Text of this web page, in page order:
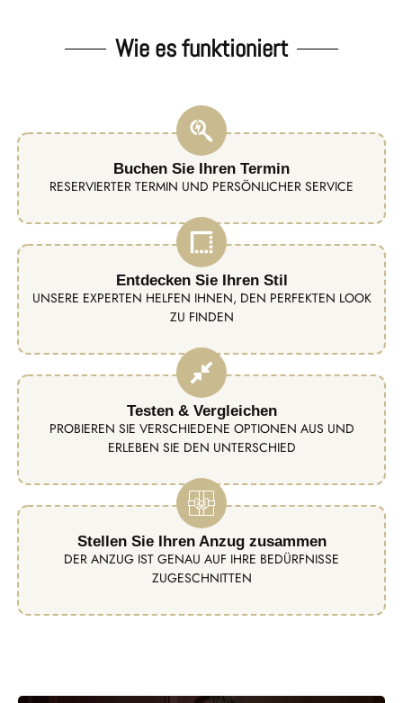
Wie es funktioniert
Buchen Sie Ihren Termin
RESERVIERTER TERMIN UND PERSÖNLICHER SERVICE
Entdecken Sie Ihren Stil
UNSERE EXPERTEN HELFEN IHNEN, DEN PERFEKTEN LOOK
ZU FINDEN
Testen & Vergleichen
PROBIEREN SIE VERSCHIEDENE OPTIONEN AUS UND
ERLEBEN SIE DEN UNTERSCHIED
Stellen Sie Ihren Anzug zusammen
DER ANZUG IST GENAU AUF IHRE BEDÜRFNISSE
ZUGESCHNITTEN